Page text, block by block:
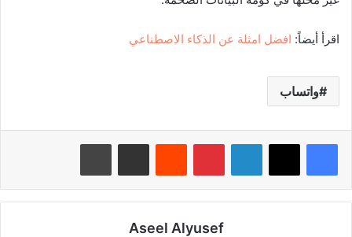
اقرأ أيضاً: افضل امثلة عن الذكاء الاصطناعي
واتساب
لينكدإن بينتيريست
Aseel Alyusef